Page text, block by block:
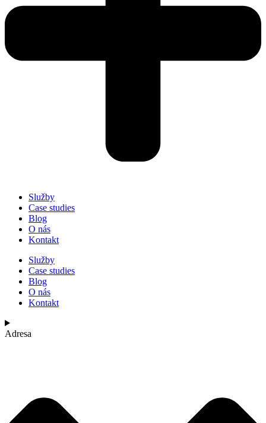
Služby
Case studies
Blog
O nás
Kontakt
Služby
Case studies
Blog
O nás
Kontakt
Adresa